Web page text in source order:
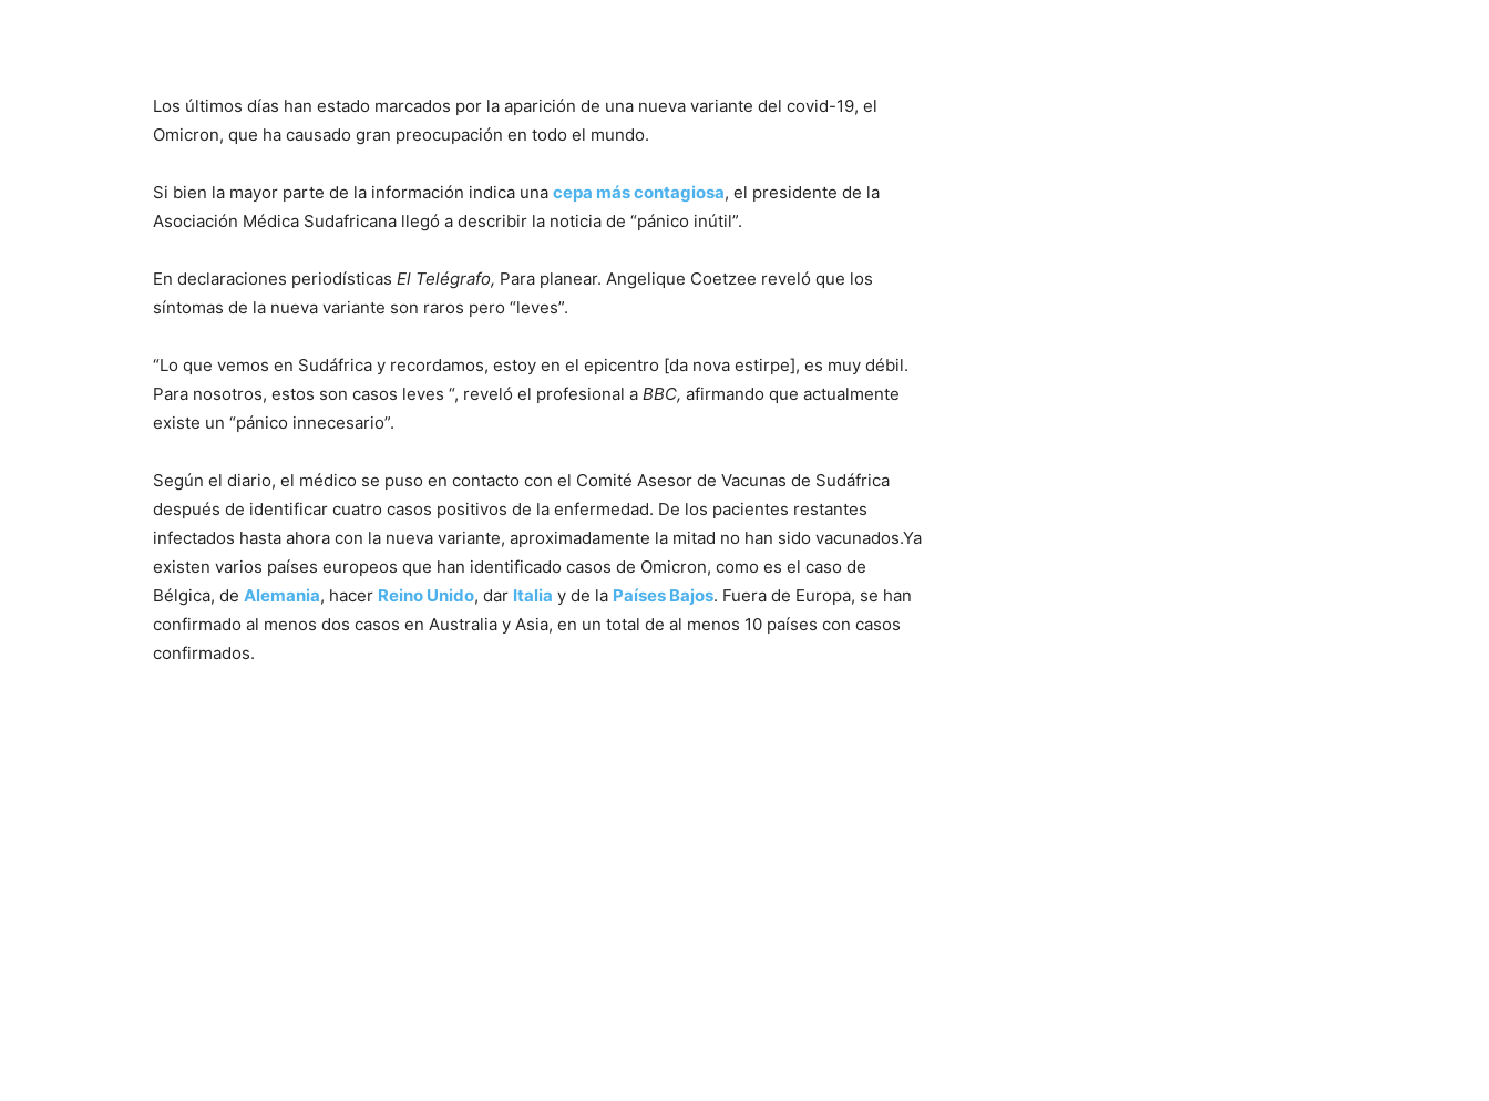
Los últimos días han estado marcados por la aparición de una nueva variante del covid-19, el
Omicron, que ha causado gran preocupación en todo el mundo.
Si bien la mayor parte de la información indica una cepa más contagiosa, el presidente de la
Asociación Médica Sudafricana llegó a describir la noticia de “pánico inútil”.
En declaraciones periodísticas El Telégrafo, Para planear. Angelique Coetzee reveló que los
síntomas de la nueva variante son raros pero “leves”.
“Lo que vemos en Sudáfrica y recordamos, estoy en el epicentro [da nova estirpe], es muy débil.
Para nosotros, estos son casos leves “, reveló el profesional a BBC, afirmando que actualmente
existe un “pánico innecesario”.
Según el diario, el médico se puso en contacto con el Comité Asesor de Vacunas de Sudáfrica
después de identificar cuatro casos positivos de la enfermedad. De los pacientes restantes
infectados hasta ahora con la nueva variante, aproximadamente la mitad no han sido vacunados.Ya
existen varios países europeos que han identificado casos de Omicron, como es el caso de
Bélgica, de Alemania, hacer Reino Unido, dar Italia y de la Países Bajos. Fuera de Europa, se han
confirmado al menos dos casos en Australia y Asia, en un total de al menos 10 países con casos
confirmados.